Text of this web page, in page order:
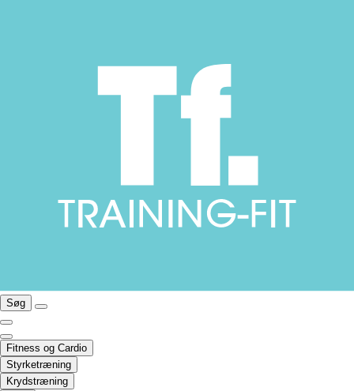
Søg
Fitness og Cardio
Styrketræning
Krydstræning